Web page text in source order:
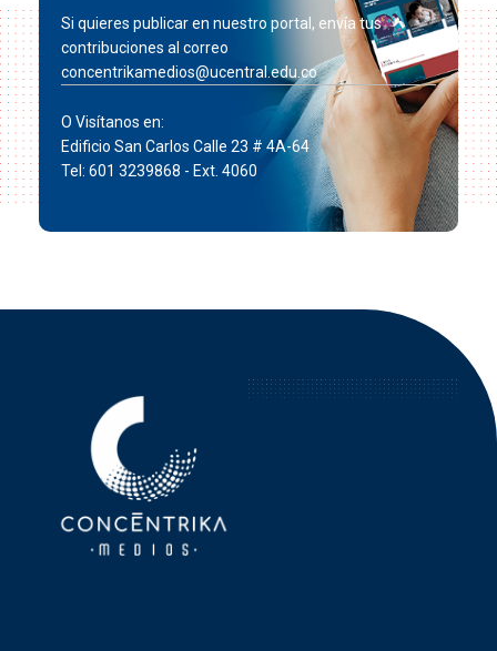
Si quieres publicar en nuestro portal, envía tus
contribuciones al correo
concentrikamedios@ucentral.edu.co
O Visítanos en:
Edificio San Carlos Calle 23 # 4A-64
Tel: 601 3239868 - Ext. 4060